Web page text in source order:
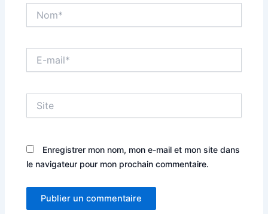
mail*
Enregistrer mon nom, mon e-mail et mon site dans
le navigateur pour mon prochain commentaire.